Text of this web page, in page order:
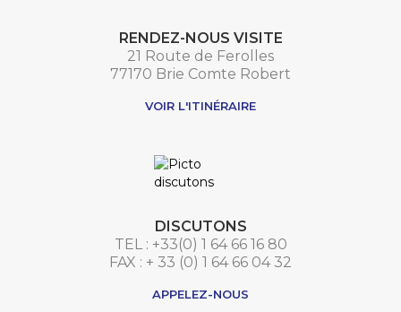
RENDEZ-NOUS VISITE
21 Route de Ferolles
77170 Brie Comte Robert
VOIR L'ITINÉRAIRE
DISCUTONS
TEL : +33(0) 1 64 66 16 80
FAX : + 33 (0) 1 64 66 04 32
APPELEZ-NOUS